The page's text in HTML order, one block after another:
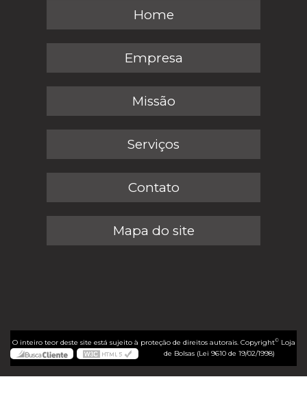
Home
Empresa
Missão
Serviços
Contato
Mapa do site
O inteiro teor deste site está sujeito à proteção de direitos autorais. Copyright©Loja
de Bolsas (Lei 9610 de 19/02/1998)